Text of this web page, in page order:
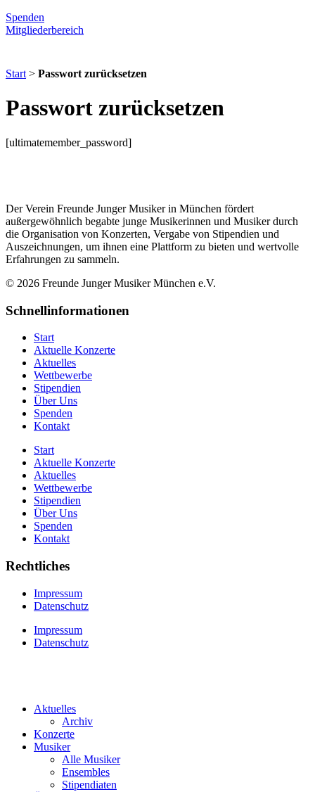
Spenden
Mitgliederbereich
Start > Passwort zurücksetzen
Passwort zurücksetzen
[ultimatemember_password]
Der Verein Freunde Junger Musiker in München fördert
außergewöhnlich begabte junge Musikerinnen und Musiker durch
die Organisation von Konzerten, Vergabe von Stipendien und
Auszeichnungen, um ihnen eine Plattform zu bieten und wertvolle
Erfahrungen zu sammeln.
© 2026 Freunde Junger Musiker München e.V.
Schnellinformationen
Start
Aktuelle Konzerte
Aktuelles
Wettbewerbe
Stipendien
Über Uns
Spenden
Kontakt
Start
Aktuelle Konzerte
Aktuelles
Wettbewerbe
Stipendien
Über Uns
Spenden
Kontakt
Rechtliches
Impressum
Datenschutz
Impressum
Datenschutz
Aktuelles
Archiv
Konzerte
Musiker
Alle Musiker
Ensembles
Stipendiaten